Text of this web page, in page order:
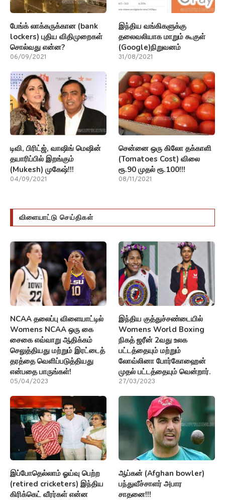
பேங்க் லாக்கருக்கான (bank
lockers) புதிய விதிமுறைகள்
சொல்வது என்ன?
06/09/2021
இந்திய வங்கிகளுக்கு
தலைவலியாக மாறும் கூகுள்
(Google)நிறுவனம்
31/08/2021
டிவி, பிரிட்ஜ், வாஷிங் மெஷின்
தயாரிப்பில் இறங்கும்
(Mukesh) முகேஷ்!!!
04/09/2021
சென்னை ஒரு கிலோ தக்காளி
(Tomatoes Cost) விலை
ரூ.90 முதல் ரூ.100!!!
08/11/2021
விளையாட்டு செய்திகள்
NCAA தலைப்பு விளையாட்டில்
Womens NCAA ஒரு கை
சைகை எவ்வாறு ஆதிக்கம்
செலுத்தியது மற்றும் இரட்டைத்
தரத்தை வெளிப்படுத்தியது
என்பதை பாருங்கள்!
05/04/2023
இந்திய குத்துச்சண்டையில்
Womens World Boxing
நிகத் ஜரீன் 2வது உலக
பட்டத்தையும் மற்றும்
லோவ்லினா போர்கோஹைன்
முதல் பட்டத்தையும் வென்றார்.
27/03/2023
இப்போதெல்லாம் ஓய்வு பெற்ற
(retired cricketers) இந்திய
கிரிக்கெட் வீரர்கள் என்ன
ஆப்கன் (Afghan bowler)
பந்துவீச்சாளர் அபார
சாதனை!!!